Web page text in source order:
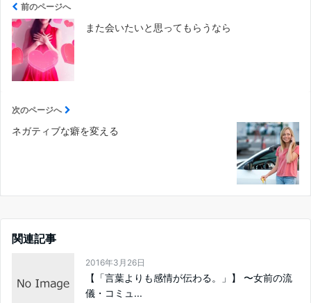
前のページへ
また会いたいと思ってもらうなら
次のページへ
ネガティブな癖を変える
関連記事
2016年3月26日
【「言葉よりも感情が伝わる。」】 〜女前の流
儀・コミュ...